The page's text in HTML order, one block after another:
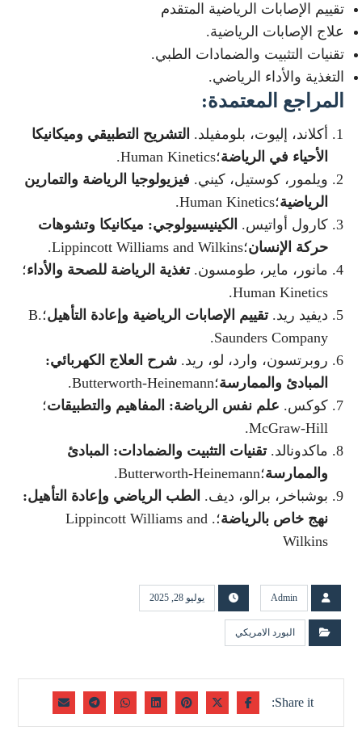
تقييم الإصابات الرياضية المتقدم
علاج الإصابات الرياضية.
تقنيات التثبيت والضمادات الطبي.
التغذية والأداء الرياضي.
المراجع المعتمدة:
أكلاند، إليوت، بلومفيلد. التشريح التطبيقي وميكانيكا
الأحياء في الرياضة؛Human Kinetics.
ويلمور، كوستيل، كيني. فيزيولوجيا الرياضة والتمارين
الرياضية؛Human Kinetics.
كارول أواتيس. الكينيسيولوجي: ميكانيكا وتشوهات
حركة الإنسان؛Lippincott Williams and Wilkins.
مانور، ماير، طومسون.تغذية الرياضة للصحة والأداء؛
Human Kinetics.
ديفيد ريد.تقييم الإصابات الرياضية وإعادة التأهيل ؛B.
Saunders Company.
روبرتسون، وارد، لو، ريد.شرح العلاج الكهربائي:
المبادئ والممارسة؛Butterworth-Heinemann.
كوكس. علم نفس الرياضة: المفاهيم والتطبيقات؛
McGraw-Hill.
ماكدونالد.تقنيات التثبيت والضمادات: المبادئ
والممارسة؛Butterworth-Heinemann.
بوشباخر، برالو، ديف. الطب الرياضي وإعادة التأهيل:
نهج خاص بالرياضة
؛. Lippincott Williams and
Wilkins
Admin يوليو 28, 2025
البورد الامريكي